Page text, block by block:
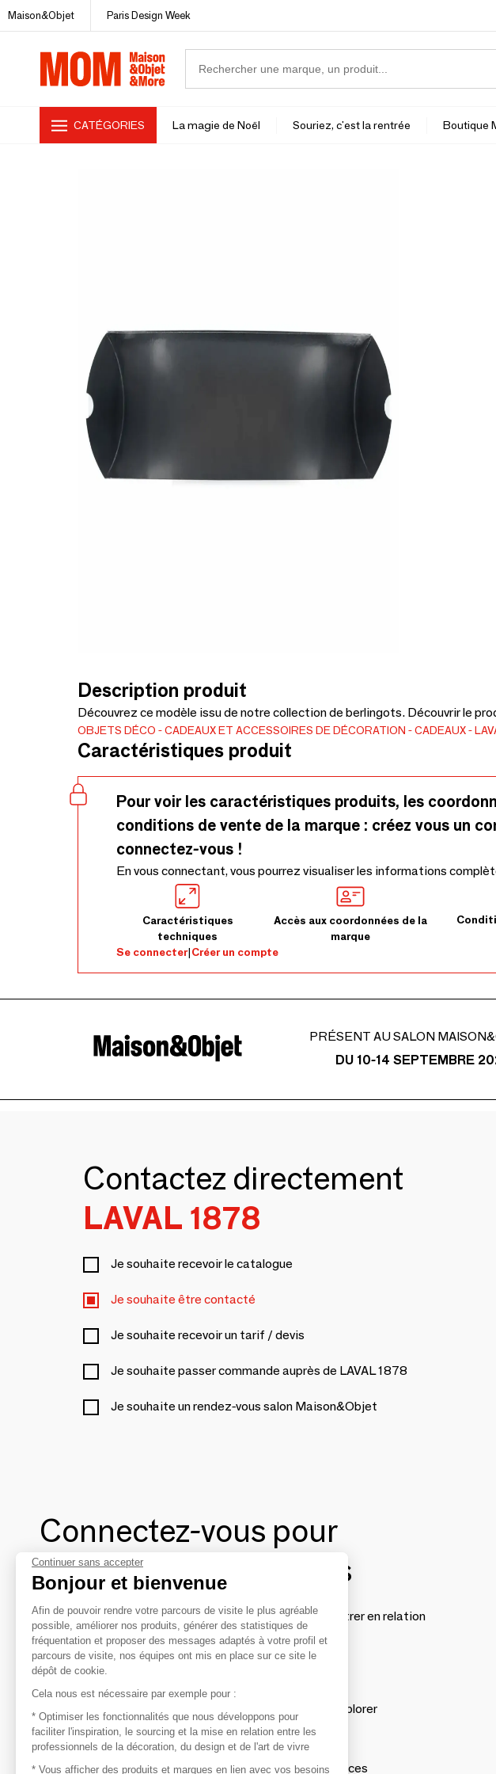
Maison&Objet Paris Design Week
CATÉGORIES La magie de Noël Souriez, c'est la rentrée Boutique
Description produit
Découvrez ce modèle issu de notre collection de berlingots. Découvrir le
OBJETS DÉCO CADEAUX ET ACCESSOIRES DE DÉCORATION CADEAUX
Caractéristiques produit
Pour voir les caractéristiques produits, les
conditions de vente de la marque : créez vous un
connectez-vous !
En vous connectant, vous pourrez visualiser les informations
Caractéristiques
techniques
Accès aux coordonnées de la
marque
Se connecter|Créer un compte
PRÉSENT AU SALON
DU 10-14 SEPTEMBRE
Contactez directement
LAVAL 1878
Je souhaite recevoir le catalogue
Je souhaite être contacté
Je souhaite recevoir un tarif / devis
Je souhaite passer commande auprès de LAVAL 1878
Je souhaite un rendez-vous salon Maison&Objet
Connectez-vous pour
contacter les marques
Afin de profiter au mieux de l'expérience MOM et de rentrer en relation
avec vos marques préférées, créez-vous un compte.
Découvrir
Les produits de milliers de fournisseurs à explorer
S'inspirer
Inspiration et sélections de produits tendances
Continuer sans accepter
Bonjour et bienvenue
Afin de pouvoir rendre votre parcours de visite le plus agréable
possible, améliorer nos produits, générer des statistiques de
fréquentation et proposer des messages adaptés à votre profil et
parcours de visite, nos équipes ont mis en place sur ce site le
dépôt de cookie.
Cela nous est nécessaire par exemple pour :
* Optimiser les fonctionnalités que nous développons pour
faciliter l'inspiration, le sourcing et la mise en relation entre les
professionnels de la décoration, du design et de l'art de vivre
* Vous afficher des produits et marques en lien avec vos besoins